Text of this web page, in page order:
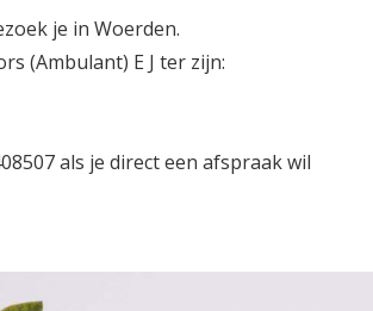
je in Woerden.
(Ambulant) E J ter zijn:
als je direct een afspraak wil